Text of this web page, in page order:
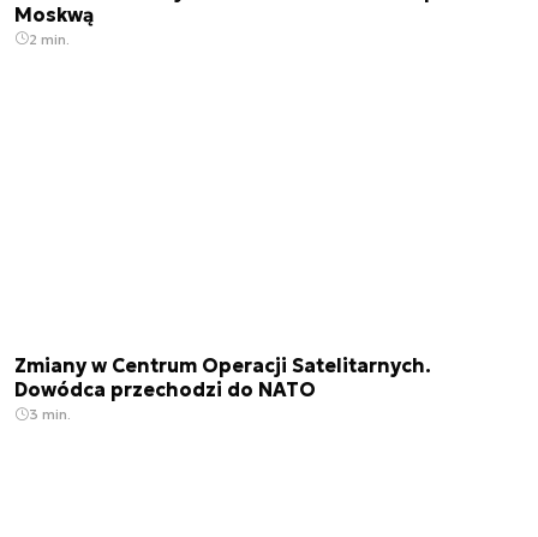
Moskwą
2 min.
Zmiany w Centrum Operacji Satelitarnych.
Dowódca przechodzi do NATO
3 min.